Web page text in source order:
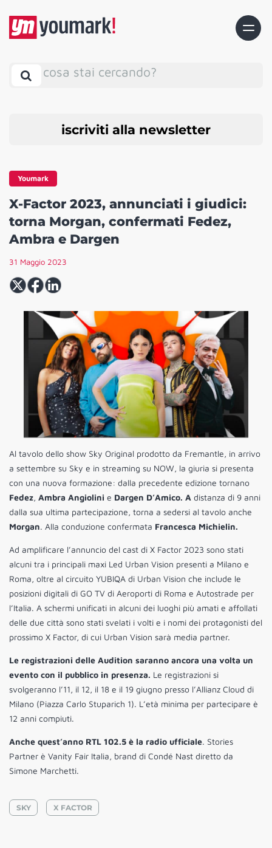
cosa stai cercando?
iscriviti alla newsletter
Youmark
X-Factor 2023, annunciati i giudici:
torna Morgan, confermati Fedez,
Ambra e Dargen
31 Maggio 2023
Al tavolo dello show Sky Original prodotto da Fremantle, in arrivo
a settembre su Sky e in streaming su NOW, la giuria si presenta
con una nuova formazione: dalla precedente edizione tornano
Fedez, Ambra Angiolini e Dargen D’Amico. A distanza di 9 anni
dalla sua ultima partecipazione, torna a sedersi al tavolo anche
Morgan. Alla conduzione confermata Francesca Michielin.
Ad amplificare l’annuncio del cast di X Factor 2023 sono stati
alcuni tra i principali maxi Led Urban Vision presenti a Milano e
Roma, oltre al circuito YUBIQA di Urban Vision che include le
posizioni digitali di GO TV di Aeroporti di Roma e Autostrade per
l’Italia. A schermi unificati in alcuni dei luoghi più amati e affollati
delle due città sono stati svelati i volti e i nomi dei protagonisti del
prossimo X Factor, di cui Urban Vision sarà media partner.
Le registrazioni delle Audition saranno ancora una volta un
evento con il pubblico in presenza. Le registrazioni si
svolgeranno l’11, il 12, il 18 e il 19 giugno presso l’Allianz Cloud di
Milano (Piazza Carlo Stuparich 1). L’età minima per partecipare è
12 anni compiuti.
Anche quest’anno RTL 102.5 è la radio ufficiale. Stories
Partner è Vanity Fair Italia, brand di Condé Nast diretto da
Simone Marchetti.
SKY X FACTOR